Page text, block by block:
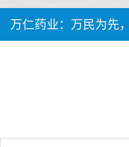
万仁药业：万民为先